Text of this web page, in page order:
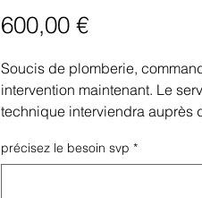
600,00 €Prix
Soucis de plomberie,
intervention maintenant. Le
technique interviendra auprès
précisez le besoin svp *